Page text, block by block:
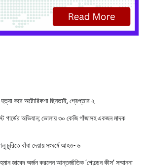
হত্যা করে অটোরিকশা ছিনতাই, গ্রেপ্তার ২
গার্ডের অভিযান; ভোলায় ৩০ কেজি গাঁজাসহ একজন মাদক
চুরিতে বাঁধা দেয়ায় সংঘর্ষে আহত- ৬
জাবেদ অর্জন করলেন আন্তর্জাতিক ‘গোল্ডেন কীস’ সম্মাননা